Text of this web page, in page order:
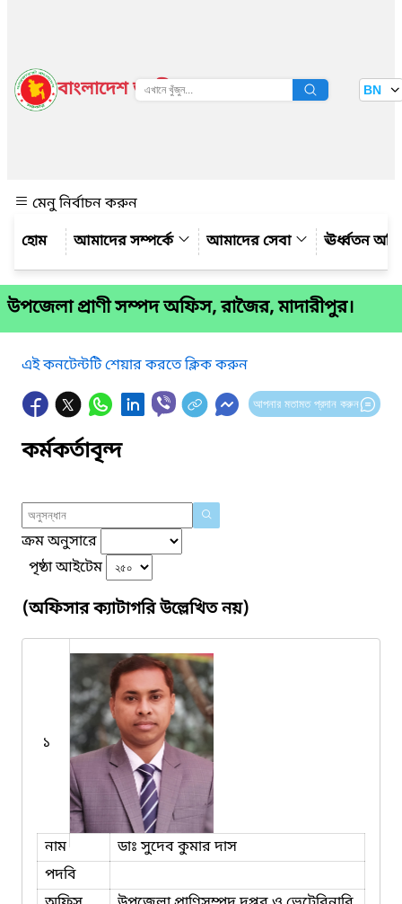
বাংলাদেশ জাতীয় তথ্য বাতায়ন BN
মেনু নির্বাচন করুন
আমাদের সম্পর্কে
আমাদের সেবা ঊর্ধ্বতন
উপজেলা প্রাণী সম্পদ অফিস, রাজৈর, মাদারীপুর।
এই কনটেন্টটি শেয়ার করতে ক্লিক করুন
আপনার মতামত প্রদান করুন
কর্মকর্তাবৃন্দ
ক্রম অনুসারে
পৃষ্ঠা আইটেম
(অফিসার ক্যাটাগরি উল্লেখিত নয়)
১
নাম
ডাঃ সুদেব কুমার দাস
পদবি